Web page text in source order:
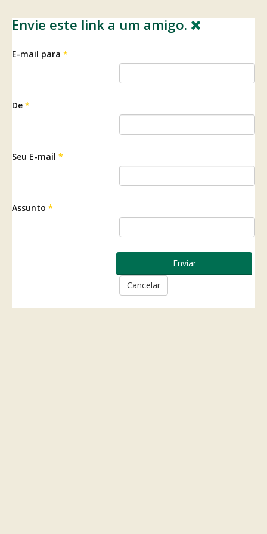
Envie este link a um amigo.
E-mail para *
De *
Seu E-mail *
Assunto *
Enviar
Cancelar